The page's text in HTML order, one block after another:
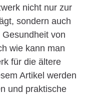
nicht nur zur
sondern auch
von
wie kann man
für die ältere
Artikel werden
und praktische